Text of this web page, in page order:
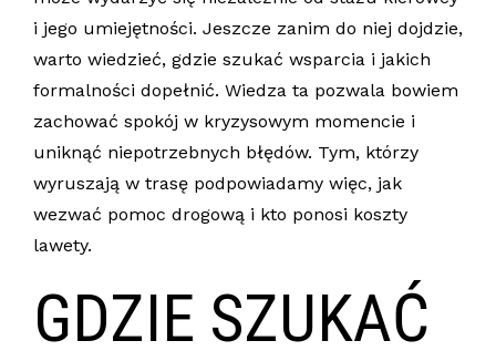
i jego umiejętności. Jeszcze zanim do niej dojdzie,
warto wiedzieć, gdzie szukać wsparcia i jakich
formalności dopełnić. Wiedza ta pozwala bowiem
zachować spokój w kryzysowym momencie i
uniknąć niepotrzebnych błędów. Tym, którzy
wyruszają w trasę podpowiadamy więc, jak
wezwać pomoc drogową i kto ponosi koszty
lawety.
GDZIE SZUKAĆ